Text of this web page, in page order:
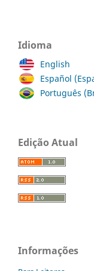
Idioma
English
Español
Português
Edição Atual
Informações